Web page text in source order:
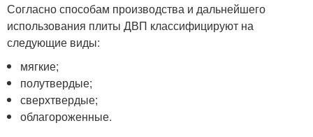
Согласно способам производства и дальнейшего
использования плиты ДВП классифицируют на
следующие виды:
мягкие;
полутвердые;
сверхтвердые;
облагороженные.